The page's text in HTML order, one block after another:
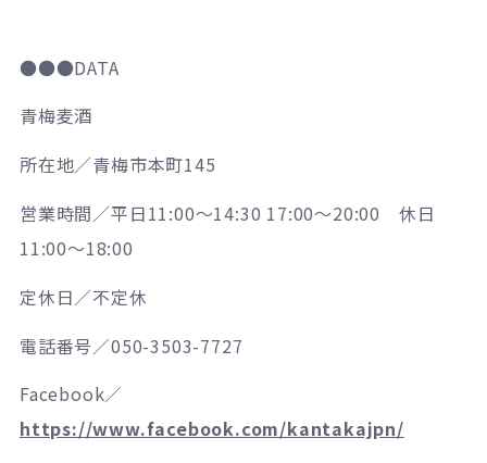
●●●DATA
青梅麦酒
所在地／青梅市本町145
営業時間／平日11:00〜14:30 17:00〜20:00 休日
11:00〜18:00
定休日／不定休
電話番号／050-3503-7727
Facebook／
https://www.facebook.com/kantakajpn/